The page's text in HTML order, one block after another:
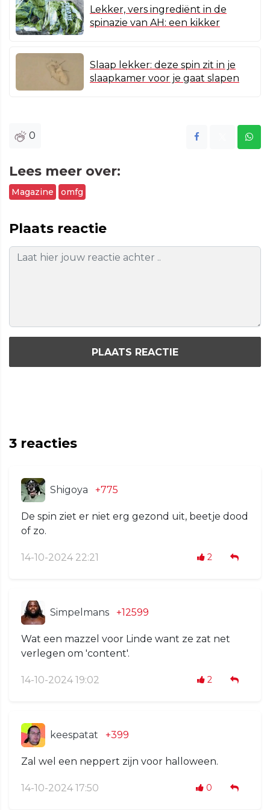
Lekker, vers ingrediënt in de
spinazie van AH: een kikker
Slaap lekker: deze spin zit in je
slaapkamer voor je gaat slapen
0
Lees meer over:
Magazine omfg
Plaats reactie
PLAATS REACTIE
3 reacties
Shigoya +775
De spin ziet er niet erg gezond uit, beetje dood
of zo.
14-10-2024 22:21 2
Simpelmans +12599
Wat een mazzel voor Linde want ze zat net
verlegen om 'content'.
14-10-2024 19:02 2
keespatat +399
Zal wel een neppert zijn voor halloween.
14-10-2024 17:50 0